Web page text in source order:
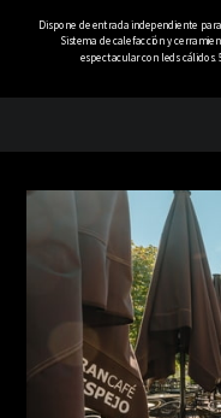
Dispone de entrada independiente
Sistema de calefacción y
espectacular con leds cálidos.